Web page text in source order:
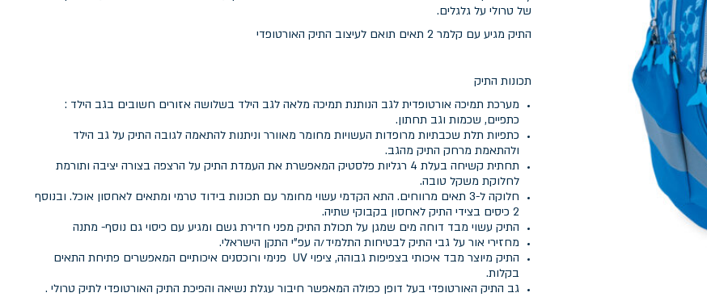
של טרולי על גלגלים.
התיק מגיע עם קלמר 2 תאים תואם לעיצוב התיק האורטופדי
תכונות התיק
מערכת תמיכה אורטופדית לגב הנותנת תמיכה מלאה לגב הילד בשלושה אזורים חשובים בגב הילד :
כתפיים, שכמות וגב תחתון.
כתפיות תלת שכבתיות מרופדות העשויות מחומר מאוורר וניתנות להתאמה לגובה התיק על גב הילד
ולהתאמת מרחק התיק מהגב.
תחתית קשיחה בעלת 4 רגליות פלסטיק המאפשרת את העמדת התיק על הרצפה בצורה יציבה ותורמת
לחלוקת משקל טובה.
חלוקה ל-3 תאים מרווחים. התא הקדמי עשוי מחומר עם תכונות בידוד טרמי ומתאים לאחסון אוכל. ובנוסף
2 כיסים בצידי התיק לאחסון בקבוקי שתיה.
התיק עשוי מבד דוחה מים שמגן על תכולת התיק מפני חדירת גשם ומגיע עם כיסוי גם נוסף- מתנה
מחזירי אור על גבי התיק לבטיחות התלמיד/ה עפ"י התקן הישראלי.
התיק מיוצר מבד איכותי בצפיפות גבוהה, ציפוי UV פנימי ורוכסנים איכותיים המאפשרים פתיחת התאים
בקלות.
גב התיק האורטופדי בעל דופן כפולה המאפשר חיבור עגלת נשיאה והפיכת התיק האורטופדי לתיק טרולי .